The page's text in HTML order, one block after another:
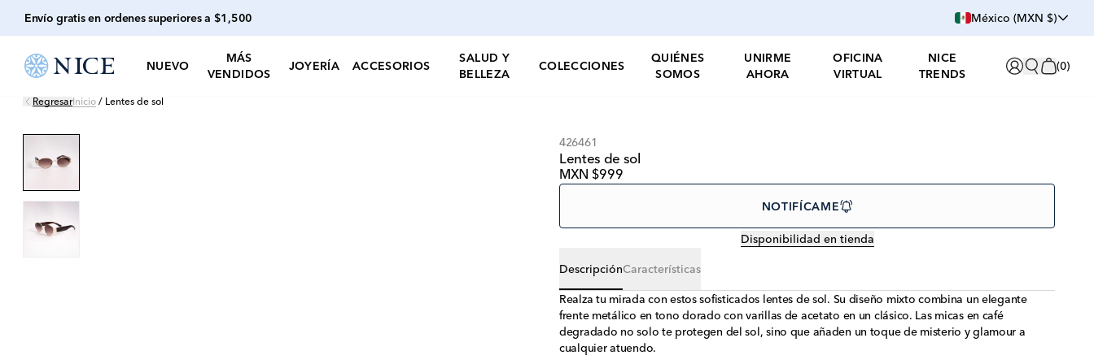
Envío gratis en ordenes superiores a $1,500 México (MXN $)
NUEVO
MÁS
VENDIDOS
JOYERÍA ACCESORIOS
SALUD Y
BELLEZA
COLECCIONES
QUIÉNES
SOMOS
UNIRME
AHORA
OFICINA
VIRTUAL
NICE
TRENDS
(0)
RegresarInicio / Lentes de sol
426461
Lentes de sol
MXN $999
NOTIFÍCAME
Disponibilidad en tienda
DescripciónCaracterísticas
Realza tu mirada con estos sofisticados lentes de sol. Su diseño mixto combina un elegante
frente metálico en tono dorado con varillas de acetato en un clásico. Las micas en café
degradado no solo te protegen del sol, sino que añaden un toque de misterio y glamour a
cualquier atuendo.